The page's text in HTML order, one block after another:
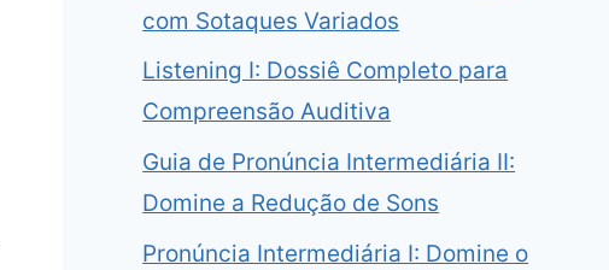
com Sotaques Variados
Listening I: Dossiê Completo para
Compreensão Auditiva
Guia de Pronúncia Intermediária II:
Domine a Redução de Sons
Pronúncia Intermediária I: Domine o